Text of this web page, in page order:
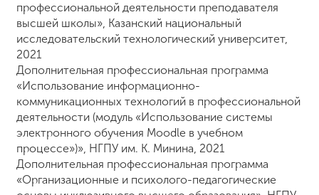
профессиональной деятельности преподавателя
высшей школы», Казанский национальный
исследовательский технологический университет,
2021
Дополнительная профессиональная программа
«Использование информационно-
коммуникационных технологий в профессиональной
деятельности (модуль «Использование системы
электронного обучения Moodle в учебном
процессе»)», НГПУ им. К. Минина, 2021
Дополнительная профессиональная программа
«Организационные и психолого-педагогические